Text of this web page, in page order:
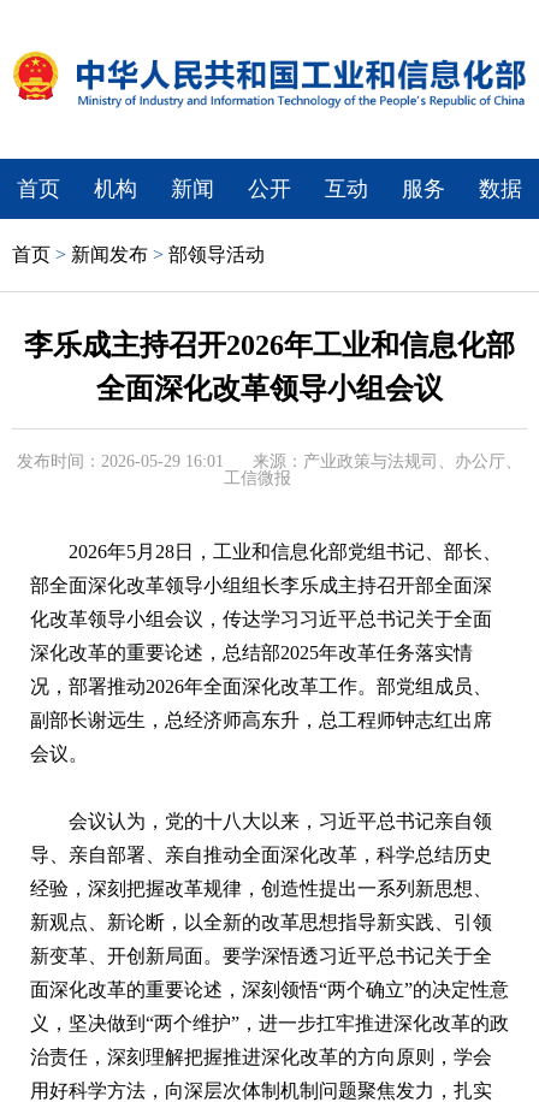
首页 机构 新闻 公开 互动 服务 数据
首页 > 新闻发布 > 部领导活动
李乐成主持召开2026年工业和信息化部
全面深化改革领导小组会议
发布时间：2026-05-29 16:01
来源：产业政策与法规司、办公厅、
工信微报
2026年5月28日，工业和信息化部党组书记、部长、
部全面深化改革领导小组组长李乐成主持召开部全面深
化改革领导小组会议，传达学习习近平总书记关于全面
深化改革的重要论述，总结部2025年改革任务落实情
况，部署推动2026年全面深化改革工作。部党组成员、
副部长谢远生，总经济师高东升，总工程师钟志红出席
会议。
会议认为，党的十八大以来，习近平总书记亲自领
导、亲自部署、亲自推动全面深化改革，科学总结历史
经验，深刻把握改革规律，创造性提出一系列新思想、
新观点、新论断，以全新的改革思想指导新实践、引领
新变革、开创新局面。要学深悟透习近平总书记关于全
面深化改革的重要论述，深刻领悟“两个确立”的决定性意
义，坚决做到“两个维护”，进一步扛牢推进深化改革的政
治责任，深刻理解把握推进深化改革的方向原则，学会
用好科学方法，向深层次体制机制问题聚焦发力，扎实